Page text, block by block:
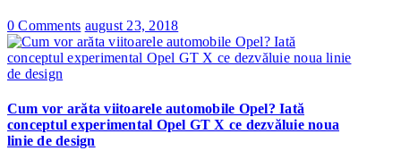
0 Comments august 23, 2018
Cum vor arăta viitoarele automobile Opel? Iată
conceptul experimental Opel GT X ce dezvăluie noua
linie de design